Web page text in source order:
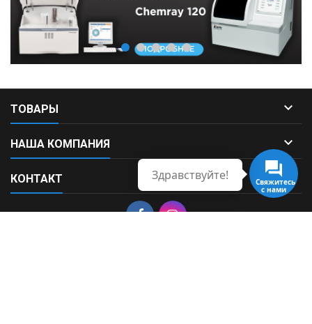
ТОВАРЫ 
НАША КОМПАНИЯ 
КОНТАКТ 
Свяжитесь
с нами
Здравствуйте!